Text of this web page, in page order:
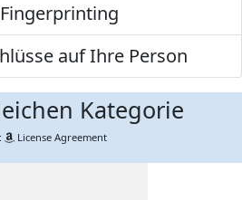
auf Ihre Person
Kategorie
License Agreement